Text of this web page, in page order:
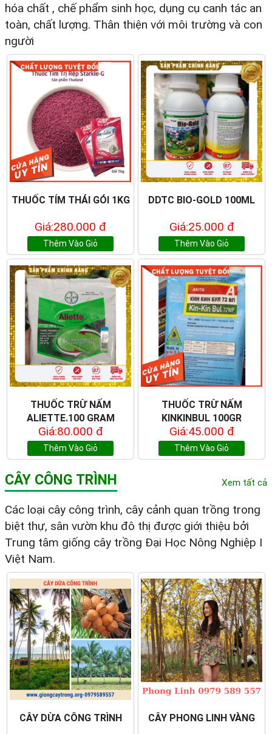
hóa chất , chế phẩm sinh học, dụng cụ canh tác an
toàn, chất lượng. Thân thiện với môi trường và con
người
THUỐC TÍM THÁI GÓI 1KG
Giá:280.000 đ
Thêm Vào Giỏ
DDTC BIO-GOLD 100ML
Giá:25.000 đ
Thêm Vào Giỏ
THUỐC TRỪ NẤM
ALIETTE.100 GRAM
Giá:80.000 đ
Thêm Vào Giỏ
THUỐC TRỪ NẤM
KINKINBUL 100GR
Giá:45.000 đ
Thêm Vào Giỏ
CÂY CÔNG TRÌNH Xem tất cả
Các loại cây công trình, cây cảnh quan trồng trong
biệt thự, sân vườn khu đô thị được giới thiệu bởi
Trung tâm giống cây trồng Đại Học Nông Nghiệp I
Việt Nam.
CÂY DỪA CÔNG TRÌNH CÂY PHONG LINH VÀNG